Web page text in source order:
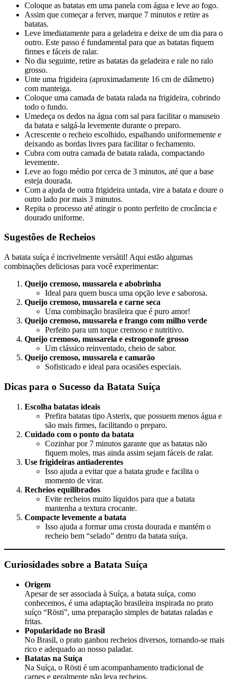
Coloque as batatas em uma panela com água e leve ao fogo.
Assim que começar a ferver, marque 7 minutos e retire as
batatas.
Leve imediatamente para a geladeira e deixe de um dia para o
outro. Este passo é fundamental para que as batatas fiquem
firmes e fáceis de ralar.
No dia seguinte, retire as batatas da geladeira e rale no ralo
grosso.
Unte uma frigideira (aproximadamente 16 cm de diâmetro)
com manteiga.
Coloque uma camada de batata ralada na frigideira, cobrindo
todo o fundo.
Umedeça os dedos na água com sal para facilitar o manuseio
da batata e salgá-la levemente durante o preparo.
Acrescente o recheio escolhido, espalhando uniformemente e
deixando as bordas livres para facilitar o fechamento.
Cubra com outra camada de batata ralada, compactando
levemente.
Leve ao fogo médio por cerca de 3 minutos, até que a base
esteja dourada.
Com a ajuda de outra frigideira untada, vire a batata e doure o
outro lado por mais 3 minutos.
Repita o processo até atingir o ponto perfeito de crocância e
dourado uniforme.
Sugestões de Recheios
A batata suíça é incrivelmente versátil! Aqui estão algumas
combinações deliciosas para você experimentar:
Queijo cremoso, mussarela e abobrinha
Ideal para quem busca uma opção leve e saborosa.
Queijo cremoso, mussarela e carne seca
Uma combinação brasileira que é puro amor!
Queijo cremoso, mussarela e frango com milho verde
Perfeito para um toque cremoso e nutritivo.
Queijo cremoso, mussarela e estrogonofe grosso
Um clássico reinventado, cheio de sabor.
Queijo cremoso, mussarela e camarão
Sofisticado e ideal para ocasiões especiais.
Dicas para o Sucesso da Batata Suíça
Escolha batatas ideais
Prefira batatas tipo Asterix, que possuem menos água e
são mais firmes, facilitando o preparo.
Cuidado com o ponto da batata
Cozinhar por 7 minutos garante que as batatas não
fiquem moles, mas ainda assim sejam fáceis de ralar.
Use frigideiras antiaderentes
Isso ajuda a evitar que a batata grude e facilita o
momento de virar.
Recheios equilibrados
Evite recheios muito líquidos para que a batata
mantenha a textura crocante.
Compacte levemente a batata
Isso ajuda a formar uma crosta dourada e mantém o
recheio bem “selado” dentro da batata suíça.
Curiosidades sobre a Batata Suíça
Origem
Apesar de ser associada à Suíça, a batata suíça, como
conhecemos, é uma adaptação brasileira inspirada no prato
suíço “Rösti”, uma preparação simples de batatas raladas e
fritas.
Popularidade no Brasil
No Brasil, o prato ganhou recheios diversos, tornando-se mais
rico e adequado ao nosso paladar.
Batatas na Suíça
Na Suíça, o Rösti é um acompanhamento tradicional de
carnes e geralmente não leva recheios.